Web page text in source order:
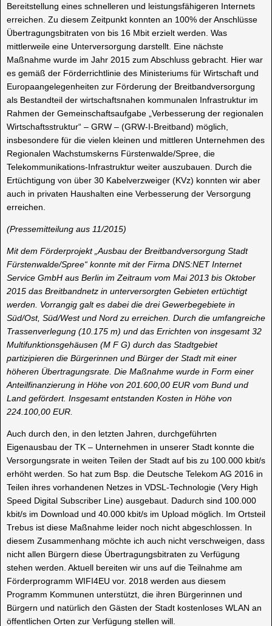
Bereitstellung eines schnelleren und leistungsfähigeren Internets
erreichen. Zu diesem Zeitpunkt konnten an 100% der Anschlüsse
Übertragungsbitraten von bis 16 Mbit erzielt werden. Was
mittlerweile eine Unterversorgung darstellt. Eine nächste
Maßnahme wurde im Jahr 2015 zum Abschluss gebracht. Hier war
es gemäß der Förderrichtlinie des Ministeriums für Wirtschaft und
Europaangelegenheiten zur Förderung der Breitbandversorgung
als Bestandteil der wirtschaftsnahen kommunalen Infrastruktur im
Rahmen der Gemeinschaftsaufgabe „Verbesserung der regionalen
Wirtschaftsstruktur“ – GRW – (GRW-I-Breitband) möglich,
insbesondere für die vielen kleinen und mittleren Unternehmen des
Regionalen Wachstumskerns Fürstenwalde/Spree, die
Telekommunikations-Infrastruktur weiter auszubauen. Durch die
Ertüchtigung von über 30 Kabelverzweiger (KVz) konnten wir aber
auch in privaten Haushalten eine Verbesserung der Versorgung
erreichen.
(Pressemitteilung aus 11/2015)
Mit dem Förderprojekt „Ausbau der Breitbandversorgung Stadt
Fürstenwalde/Spree“ konnte mit der Firma DNS:NET Internet
Service GmbH aus Berlin im Zeitraum vom Mai 2013 bis Oktober
2015 das Breitbandnetz in unterversorgten Gebieten ertüchtigt
werden. Vorrangig galt es dabei die drei Gewerbegebiete in
Süd/Ost, Süd/West und Nord zu erreichen. Durch die umfangreiche
Trassenverlegung (10.175 m) und das Errichten von insgesamt 32
Multifunktionsgehäusen (M F G) durch das Stadtgebiet
partizipieren die Bürgerinnen und Bürger der Stadt mit einer
höheren Übertragungsrate. Die Maßnahme wurde in Form einer
Anteilfinanzierung in Höhe von 201.600,00 EUR vom Bund und
Land gefördert. Insgesamt entstanden Kosten in Höhe von
224.100,00 EUR.
Auch durch den, in den letzten Jahren, durchgeführten
Eigenausbau der TK – Unternehmen in unserer Stadt konnte die
Versorgungsrate in weiten Teilen der Stadt auf bis zu 100.000 kbit/s
erhöht werden. So hat zum Bsp. die Deutsche Telekom AG 2016 in
Teilen ihres vorhandenen Netzes in VDSL-Technologie (Very High
Speed Digital Subscriber Line) ausgebaut. Dadurch sind 100.000
kbit/s im Download und 40.000 kbit/s im Upload möglich. Im Ortsteil
Trebus ist diese Maßnahme leider noch nicht abgeschlossen. In
diesem Zusammenhang möchte ich auch nicht verschweigen, dass
nicht allen Bürgern diese Übertragungsbitraten zu Verfügung
stehen werden. Aktuell bereiten wir uns auf die Teilnahme am
Förderprogramm WIFI4EU vor. 2018 werden aus diesem
Programm Kommunen unterstützt, die ihren Bürgerinnen und
Bürgern und natürlich den Gästen der Stadt kostenloses WLAN an
öffentlichen Orten zur Verfügung stellen will.